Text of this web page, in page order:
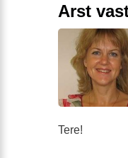
Arst
Tere!